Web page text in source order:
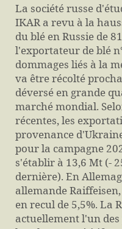
La société russe
IKAR a revu à la
du blé en Russie de
l'exportateur de blé
dommages liés à la
va être récolté
déversé en grande
marché mondial.
récentes, les
provenance
pour la campagne
s'établir à 13,6 Mt (-
dernière). En
allemande
en recul de 5,5%. La
actuellement l'un